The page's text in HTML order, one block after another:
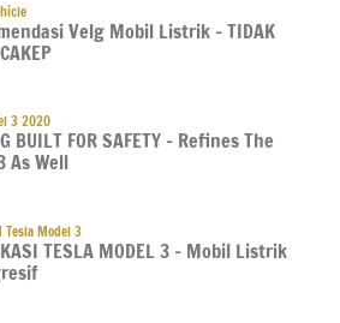
Velg Mobil Listrik – TIDAK
3 2020
BUILT FOR SAFETY – Refines The
As Well
Tesla Model 3
TESLA MODEL 3 – Mobil Listrik